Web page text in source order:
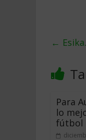
←
Para
lo
fútbol